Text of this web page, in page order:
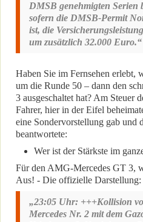
DMSB genehmigten Serien
sofern die DMSB-Permit
ist, die
um zusätzlich 32.000 Euro.“
Haben Sie im Fernsehen erlebt,
um die Runde 50 – dann den
3 ausgeschaltet hat? Am Steuer
Fahrer, hier in der Eifel
eine Sondervorstellung gab und
beantwortete:
Wer ist der Stärkste im
Für den AMG-Mercedes GT 3,
Aus! - Die offizielle Darstellung:
„23:05 Uhr: +++Kollision
Mercedes Nr. 2 mit dem